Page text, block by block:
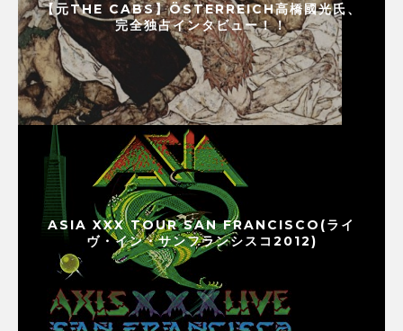
【元THE CABS】ÖSTERREICH高橋國光氏、
完全独占インタビュー！！
ASIA XXX TOUR SAN FRANCISCO(ライ
ヴ・イン・サンフランシスコ2012)